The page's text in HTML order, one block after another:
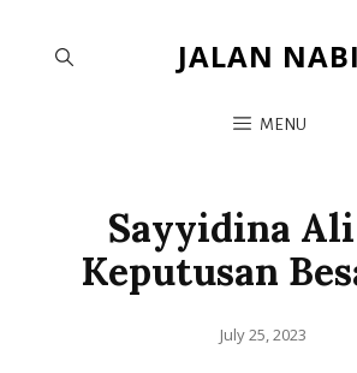
JALAN NABI
MENU
Sayyidina
Keputusan
July 25, 2023